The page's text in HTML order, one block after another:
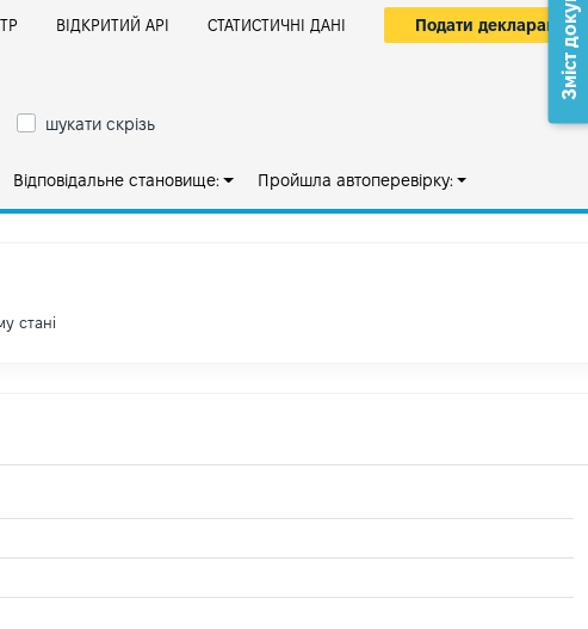
ВІДКРИТИЙ АРІ СТАТИСТИЧНІ ДАНІ Подати декларацію
шукати скрізь
Відповідальне становище: Пройшла автоперевірку:
стані